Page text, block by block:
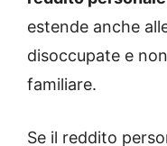
estende anche
disoccupate e
familiare.
Se il reddito